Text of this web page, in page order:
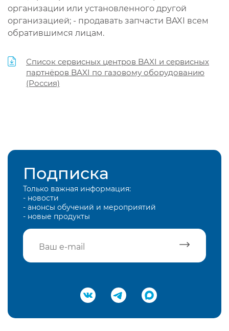
организации или установленного другой
организацией; - продавать запчасти BAXI всем
обратившимся лицам.
Список сервисных центров BAXI и сервисных
партнёров BAXI по газовому оборудованию
(Россия)
Подписка
Только важная информация:
- новости
- анонсы обучений и мероприятий
- новые продукты
Подтвердить e-mail